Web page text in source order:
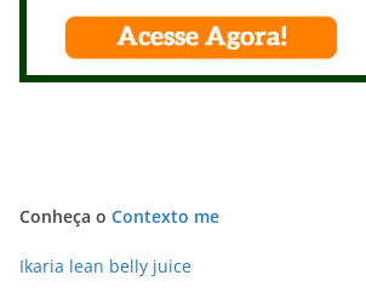
Conheça o Contexto me
Ikaria lean belly juice